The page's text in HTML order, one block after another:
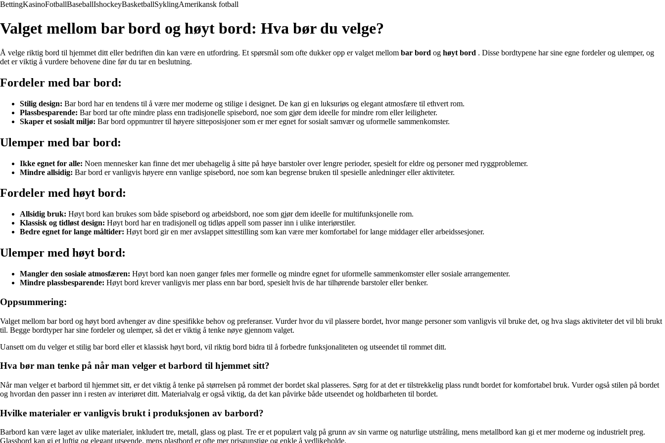
BettingKasinoFotballBaseballIshockeyBasketballSyklingAmerikansk fotball
Valget mellom bar bord og høyt bord: Hva bør du velge?
Å velge riktig bord til hjemmet ditt eller bedriften din kan være en utfordring. Et spørsmål som ofte dukker opp er valget mellom bar bord og høyt bord . Disse bordtypene har sine egne fordeler og ulemper, og
det er viktig å vurdere behovene dine før du tar en beslutning.
Fordeler med bar bord:
Stilig design: Bar bord har en tendens til å være mer moderne og stilige i designet. De kan gi en luksuriøs og elegant atmosfære til ethvert rom.
Plassbesparende: Bar bord tar ofte mindre plass enn tradisjonelle spisebord, noe som gjør dem ideelle for mindre rom eller leiligheter.
Skaper et sosialt miljø: Bar bord oppmuntrer til høyere sitteposisjoner som er mer egnet for sosialt samvær og uformelle sammenkomster.
Ulemper med bar bord:
Ikke egnet for alle: Noen mennesker kan finne det mer ubehagelig å sitte på høye barstoler over lengre perioder, spesielt for eldre og personer med ryggproblemer.
Mindre allsidig: Bar bord er vanligvis høyere enn vanlige spisebord, noe som kan begrense bruken til spesielle anledninger eller aktiviteter.
Fordeler med høyt bord:
Allsidig bruk: Høyt bord kan brukes som både spisebord og arbeidsbord, noe som gjør dem ideelle for multifunksjonelle rom.
Klassisk og tidløst design: Høyt bord har en tradisjonell og tidløs appell som passer inn i ulike interiørstiler.
Bedre egnet for lange måltider: Høyt bord gir en mer avslappet sittestilling som kan være mer komfortabel for lange middager eller arbeidssesjoner.
Ulemper med høyt bord:
Mangler den sosiale atmosfæren: Høyt bord kan noen ganger føles mer formelle og mindre egnet for uformelle sammenkomster eller sosiale arrangementer.
Mindre plassbesparende: Høyt bord krever vanligvis mer plass enn bar bord, spesielt hvis de har tilhørende barstoler eller benker.
Oppsummering:
Valget mellom bar bord og høyt bord avhenger av dine spesifikke behov og preferanser. Vurder hvor du vil plassere bordet, hvor mange personer som vanligvis vil bruke det, og hva slags aktiviteter det vil bli brukt
til. Begge bordtyper har sine fordeler og ulemper, så det er viktig å tenke nøye gjennom valget.
Uansett om du velger et stilig bar bord eller et klassisk høyt bord, vil riktig bord bidra til å forbedre funksjonaliteten og utseendet til rommet ditt.
Hva bør man tenke på når man velger et barbord til hjemmet sitt?
Når man velger et barbord til hjemmet sitt, er det viktig å tenke på størrelsen på rommet der bordet skal plasseres. Sørg for at det er tilstrekkelig plass rundt bordet for komfortabel bruk. Vurder også stilen på bordet
og hvordan den passer inn i resten av interiøret ditt. Materialvalg er også viktig, da det kan påvirke både utseendet og holdbarheten til bordet.
Hvilke materialer er vanligvis brukt i produksjonen av barbord?
Barbord kan være laget av ulike materialer, inkludert tre, metall, glass og plast. Tre er et populært valg på grunn av sin varme og naturlige utstråling, mens metallbord kan gi et mer moderne og industrielt preg.
Glassbord kan gi et luftig og elegant utseende, mens plastbord er ofte mer prisgunstige og enkle å vedlikeholde.